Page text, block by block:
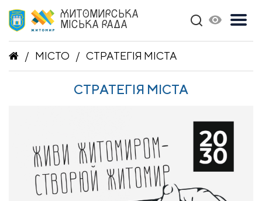
ЖИТОМИРСЬКА
МІСЬКА РАДА
МІСТО СТРАТЕГІЯ МІСТА
СТРАТЕГІЯ МІСТА